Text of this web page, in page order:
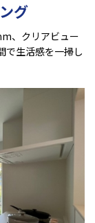
グ
、クリアビュー
で生活感を一掃し